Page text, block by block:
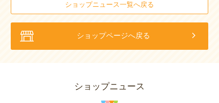
ショップニュース一覧へ戻る
ショップページへ戻る
ショップニュース